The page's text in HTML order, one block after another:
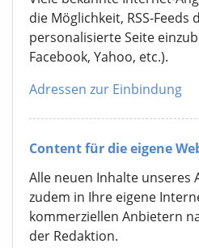
die Möglichkeit, RSS-Feeds
personalisierte Seite
Facebook, Yahoo, etc.).
Adressen zur Einbindung
Content für die eigene
Alle neuen Inhalte unseres
zudem in Ihre eigene
kommerziellen Anbietern
der Redaktion.